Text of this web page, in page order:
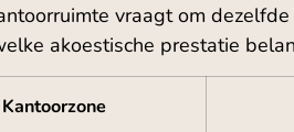
vraagt om
akoestische prestatie
Kantoorzone